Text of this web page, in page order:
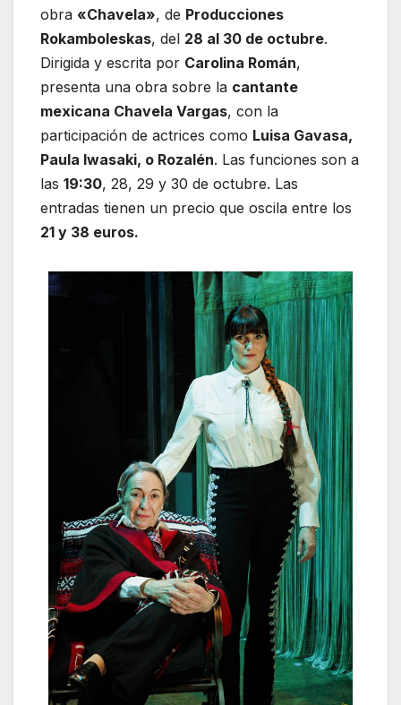
obra «Chavela», de Producciones
Rokamboleskas, del 28 al 30 de octubre.
Dirigida y escrita por Carolina Román,
presenta una obra sobre la cantante
mexicana Chavela Vargas, con la
participación de actrices como Luisa Gavasa,
Paula Iwasaki, o Rozalén. Las funciones son a
las 19:30, 28, 29 y 30 de octubre. Las
entradas tienen un precio que oscila entre los
21 y 38 euros.